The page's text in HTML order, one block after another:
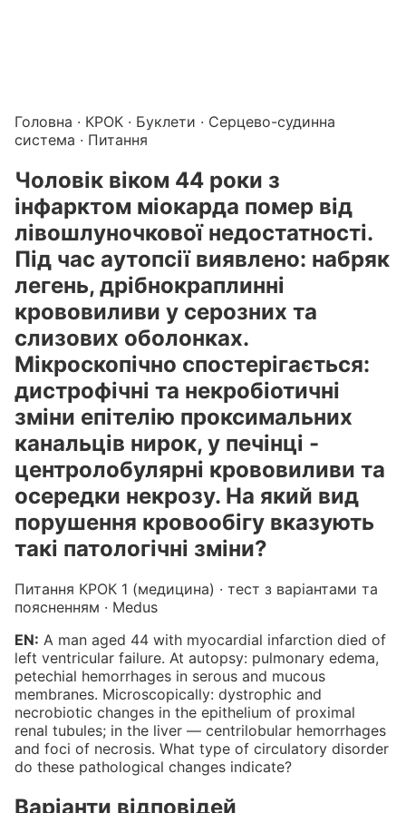
Головна · КРОК · Буклети · Серцево-судинна
система · Питання
Чоловік віком 44 роки з
інфарктом міокарда помер від
лівошлуночкової недостатності.
Під час аутопсії виявлено: набряк
легень, дрібнокраплинні
крововиливи у серозних та
слизових оболонках.
Мікроскопічно спостерігається:
дистрофічні та некробіотичні
зміни епітелію проксимальних
канальців нирок, у печінці -
центролобулярні крововиливи та
осередки некрозу. На який вид
порушення кровообігу вказують
такі патологічні зміни?
Питання КРОК 1 (медицина) · тест з варіантами та
поясненням · Medus
EN: A man aged 44 with myocardial infarction died of
left ventricular failure. At autopsy: pulmonary edema,
petechial hemorrhages in serous and mucous
membranes. Microscopically: dystrophic and
necrobiotic changes in the epithelium of proximal
renal tubules; in the liver — centrilobular hemorrhages
and foci of necrosis. What type of circulatory disorder
do these pathological changes indicate?
Варіанти відповідей